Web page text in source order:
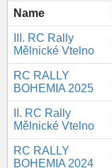
Name
III. RC Rally
Mělnické Vtelno
RC RALLY
BOHEMIA 2025
II. RC Rally
Mělnické Vtelno
RC RALLY
BOHEMIA 2024